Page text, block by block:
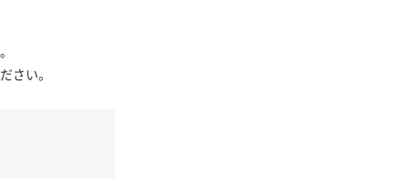
さい。